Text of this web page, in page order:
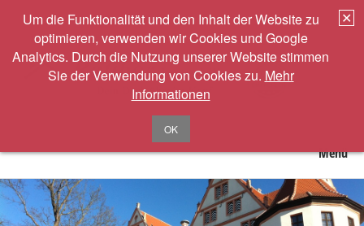
✕
Um die Funktionalität und den Inhalt der Website zu
optimieren, verwenden wir Cookies und Google
Analytics. Durch die Nutzung unserer Website stimmen
Sie der Verwendung von Cookies zu. Mehr
Informationen
OK
Menü